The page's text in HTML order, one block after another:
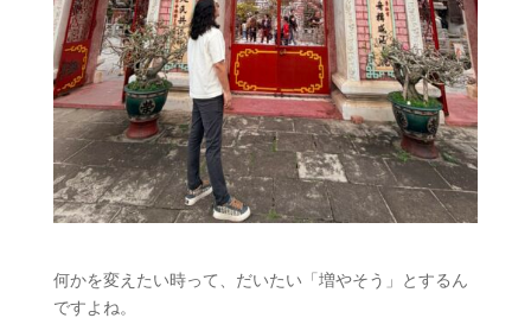
何かを変えたい時って、だいたい「増やそう」とするん
ですよね。